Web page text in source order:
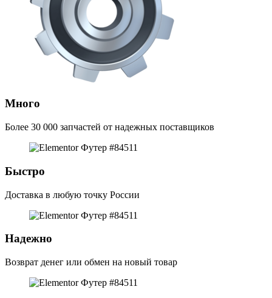
Много
Более 30 000 запчастей от надежных поставщиков
Быстро
Доставка в любую точку России
Надежно
Возврат денег или обмен на новый товар